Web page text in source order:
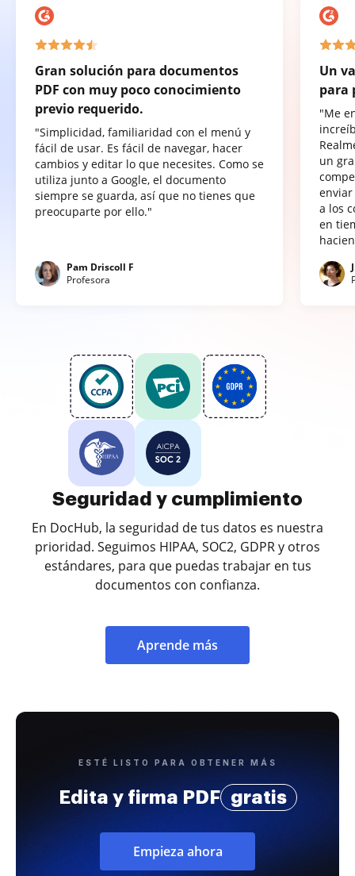
Gran solución para documentos
PDF con muy poco conocimiento
previo requerido.
"Simplicidad, familiaridad con el menú y
fácil de usar. Es fácil de navegar, hacer
cambios y editar lo que necesites. Como se
utiliza junto a Google, el documento
siempre se guarda, así que no tienes que
preocuparte por ello."
Pam Driscoll F
Profesora
Un
para
"Me
un
a los
en
Seguridad y cumplimiento
En DocHub, la seguridad de tus datos es nuestra
prioridad. Seguimos HIPAA, SOC2, GDPR y otros
estándares, para que puedas trabajar en tus
documentos con confianza.
Aprende más
ESTÉ LISTO PARA OBTENER MÁS
Edita y firma PDF gratis
Empieza ahora